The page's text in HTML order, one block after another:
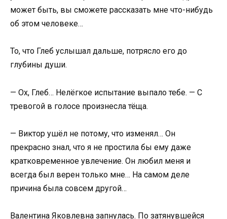
может быть, вы сможете рассказать мне что-нибудь
об этом человеке…
То, что Глеб услышал дальше, потрясло его до
глубины души.
— Ох, Глеб… Нелёгкое испытание выпало тебе. — С
тревогой в голосе произнесла тёща.
— Виктор ушёл не потому, что изменял… Он
прекрасно знал, что я не простила бы ему даже
кратковременное увлечение. Он любил меня и
всегда был верен только мне… На самом деле
причина была совсем другой…
Валентина Яковлевна запнулась. По затянувшейся